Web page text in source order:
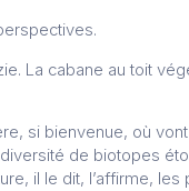
La cabane au toit
si bienvenue, où
de biotopes
il le dit, l’affirme, les